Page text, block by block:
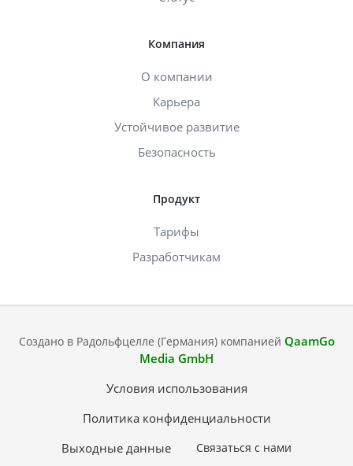
Компания
О компании
Карьера
Устойчивое развитие
Безопасность
Продукт
Тарифы
Разработчикам
Создано в Радольфцелле (Германия) компанией QaamGo
Media GmbH
Условия использования
Политика конфиденциальности
Выходные данные
Связаться с нами